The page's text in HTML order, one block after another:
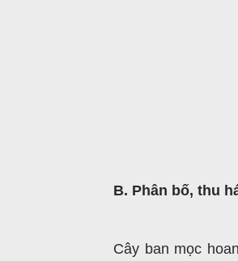
B. Phân bố, thu
Cây ban mọc